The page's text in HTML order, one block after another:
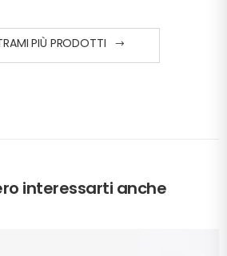
PIÙ PRODOTTI
interessarti anche